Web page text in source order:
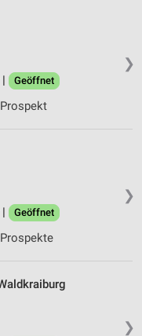
❯
Geöffnet
❯
Geöffnet
❯